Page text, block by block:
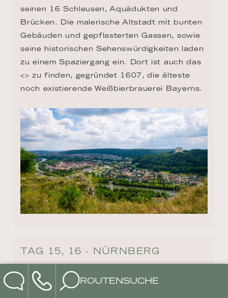
ROUTENSUCHE
seinen 16 Schleusen, Aquädukten und
Brücken. Die malerische Altstadt mit bunten
Gebäuden und gepflasterten Gassen, sowie
seine historischen Sehenswürdigkeiten laden
zu einem Spaziergang ein. Dort ist auch das
<> zu finden, gegründet 1607, die älteste
noch existierende Weißbierbrauerei Bayerns.
TAG 15, 16 - NÜRNBERG
Nürnberg ist eine Stadt mit einer reichen
Geschichte. Die mittelalterliche